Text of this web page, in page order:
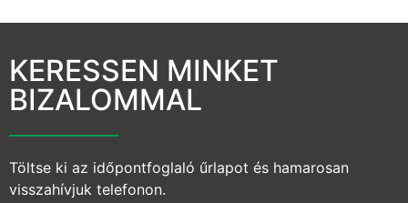
KERESSEN MINKET
BIZALOMMAL
Töltse ki az időpontfoglaló űrlapot és hamarosan
visszahívjuk telefonon.